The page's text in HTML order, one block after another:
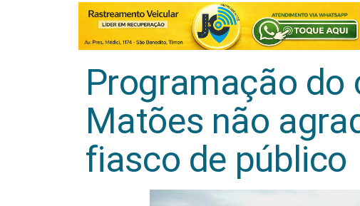
Programação do
Matões não
fiasco de público